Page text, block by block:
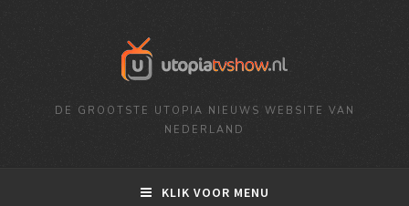
DE GROOTSTE UTOPIA NIEUWS WEBSITE VAN
NEDERLAND
KLIK VOOR MENU